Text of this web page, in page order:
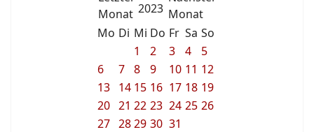
2023
Mo Di Mi Do Fr Sa So
1
2 3 4
5
6
7 8 9 10 11 12
13
14 15 16 17 18 19
20 21 22 23 24 25 26
27 28 29 30 31